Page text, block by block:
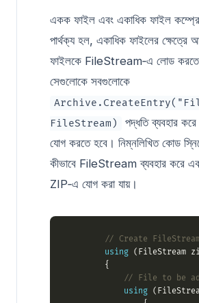
একক ফাইল এবং একাধিক ফাইল
পার্থক্য হল, একাধিক ফাইলের ক্ষেত্রে
ফাইলকে FileStream‑এ লোড করতে
সেগুলোকে সবগুলোকে
FileStream)
পদ্ধতি ব্যবহার
যোগ করতে হবে। নিম্নলিখিত কোড
কীভাবে FileStream ব্যবহার করে
ZIP‑এ যোগ করা যায়।
// Create
using (FileStream
// File to be
using